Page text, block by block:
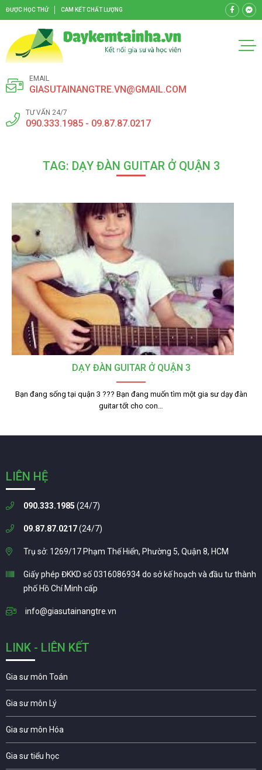
ĐƯỢC HỌC THỬ CAM KẾT CHẤT LƯỢNG
EMAIL
GIASUTAINANGTRE.VN@GMAIL.COM
TƯ VẤN 24/7
090.333.1985 - 09.87.87.0217
TAG: DẠY ĐÀN GUITAR Ở QUẬN 3
DẠY ĐÀN GUITAR Ở QUẬN 3
Bạn đang sống tại quận 3 ??? Bạn đang muốn tìm một gia sư dạy đàn
guitar tốt cho con…
LIÊN HỆ
090.333.1985 (24/7)
09.87.87.0217(24/7)
Trụ sở: 1269/17 Phạm Thế Hiển, Phường 5, Quận 8, HCM
Giấy phép ĐKKD số 0316086934 do sở kế hoạch và đầu tư thành
phố Hồ Chí Minh cấp
info@giasutainangtre.vn
LINK - LIÊN KẾT
Gia sư môn Toán
Gia sư môn Lý
Gia sư môn Hóa
Gia sư tiểu học